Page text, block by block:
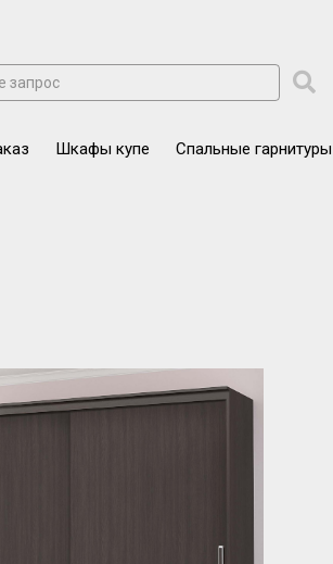
Шкафы купе Спальные гарнитуры